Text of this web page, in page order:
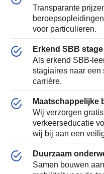
Transparante
voor particulieren.
Erkend SBB
Als erkend SBB-
stagiaires naar een
carrière.
Maatschappelijke
Wij verzorgen
verkeerseducatie
wij bij aan een
Duurzaam
Samen bouwen